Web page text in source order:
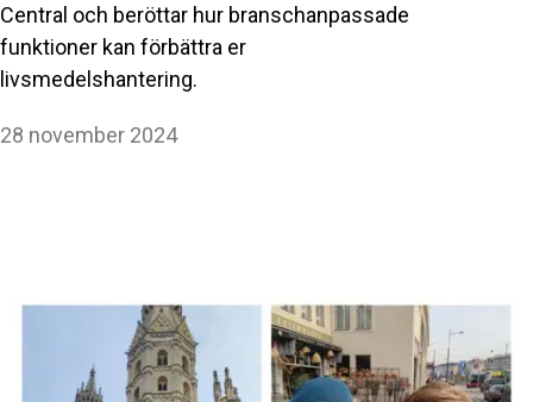
Central och beröttar hur branschanpassade
funktioner kan förbättra er
livsmedelshantering.
28 november 2024